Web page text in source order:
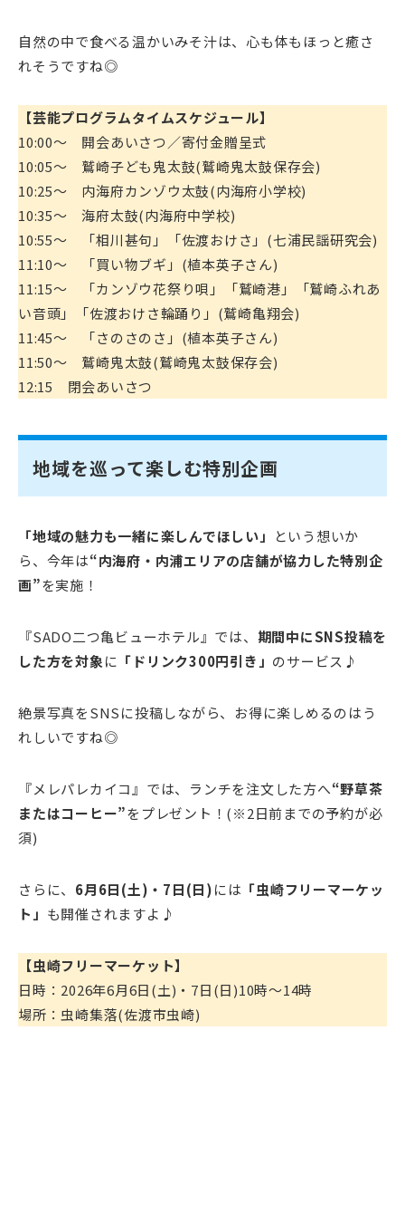
自然の中で食べる温かいみそ汁は、心も体もほっと癒さ
れそうですね◎
【芸能プログラムタイムスケジュール】
10:00～ 開会あいさつ／寄付金贈呈式
10:05～ 鷲崎子ども鬼太鼓(鷲崎鬼太鼓保存会)
10:25～ 内海府カンゾウ太鼓(内海府小学校)
10:35～ 海府太鼓(内海府中学校)
10:55～ 「相川甚句」「佐渡おけさ」(七浦民謡研究会)
11:10～ 「買い物ブギ」(植本英子さん)
11:15～ 「カンゾウ花祭り唄」「鷲崎港」「鷲崎ふれあ
い音頭」「佐渡おけさ輪踊り」(鷲崎亀翔会)
11:45～ 「さのさのさ」(植本英子さん)
11:50～ 鷲崎鬼太鼓(鷲崎鬼太鼓保存会)
12:15 閉会あいさつ
地域を巡って楽しむ特別企画
「地域の魅力も一緒に楽しんでほしい」
という想いか
ら、今年は“内海府・内浦エリアの店舗が協力した特別企
画”を実施！
『SADO二つ亀ビューホテル』では、 期間中にSNS投稿を
した方を対象に 「ドリンク300円引き」 のサービス♪
絶景写真をSNSに投稿しながら、お得に楽しめるのはう
れしいですね◎
『メレパレカイコ』では、ランチを注文した方へ“野草茶
またはコーヒー”をプレゼント！(※2日前までの予約が必
須)
さらに、 6月6日(土)・7日(日)には 「虫崎フリーマーケッ
ト」 も開催されますよ♪
【虫崎フリーマーケット】
日時：2026年6月6日(土)・7日(日)10時～14時
場所：虫崎集落(佐渡市虫崎)